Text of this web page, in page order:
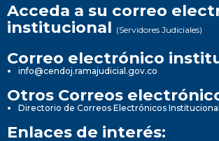
Acceda a su correo
institucional (Servidores Judiciales)
Correo electrónico
info@cendoj.ramajudicial.gov.co
Otros Correos
Directorio de Correos Electrónicos
Enlaces de interés: